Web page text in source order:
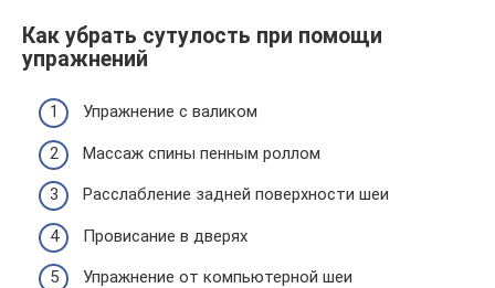
Как убрать сутулость при помощи
упражнений
Упражнение с валиком
Массаж спины пенным роллом
Расслабление задней поверхности шеи
Провисание в дверях
Упражнение от компьютерной шеи